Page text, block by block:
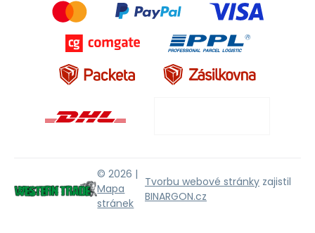
© 2026 |
Mapa
stránek
Tvorbu webové stránky zajistil
BINARGON.cz